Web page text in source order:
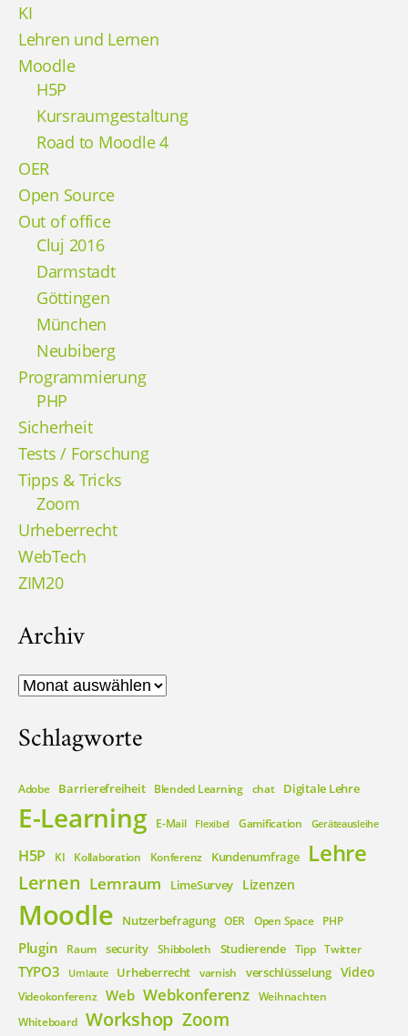
KI
Lehren und Lernen
Moodle
H5P
Kursraumgestaltung
Road to Moodle 4
OER
Open Source
Out of office
Cluj 2016
Darmstadt
Göttingen
München
Neubiberg
Programmierung
PHP
Sicherheit
Tests / Forschung
Tipps & Tricks
Zoom
Urheberrecht
WebTech
ZIM20
Archiv
Archiv
Schlagworte
Adobe Barrierefreiheit Blended Learning chat Digitale Lehre
E-Learning E-Mail Flexibel Gamification Geräteausleihe
H5P KI Kollaboration Konferenz Kundenumfrage Lehre
Lernen Lernraum LimeSurvey Lizenzen
Moodle Nutzerbefragung OER Open Space PHP
Plugin Raum security Shibboleth Studierende Tipp Twitter
TYPO3 Umlaute Urheberrecht varnish verschlüsselung Video
Videokonferenz Web Webkonferenz Weihnachten
Whiteboard Workshop Zoom